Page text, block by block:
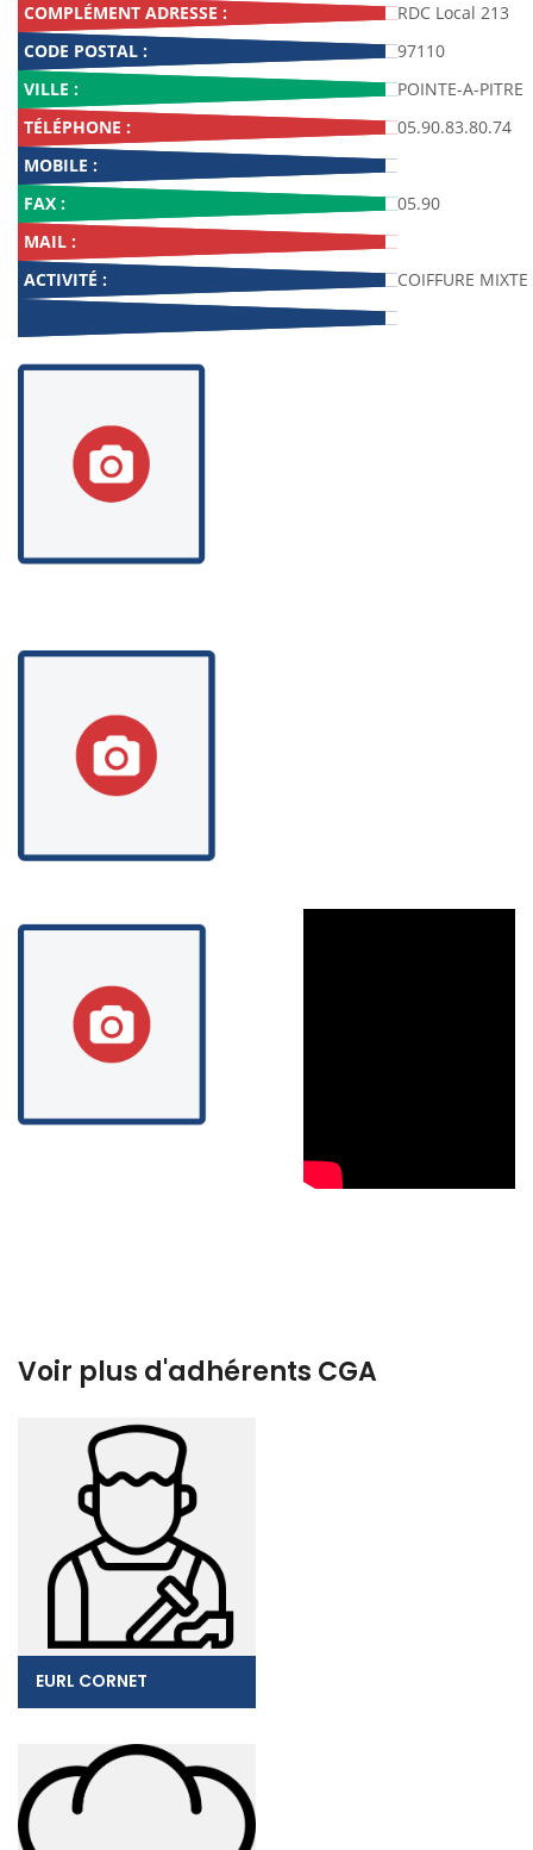
COMPLÉMENT ADRESSE :
RDC Local 213
CODE POSTAL :
97110
VILLE :
POINTE-A-PITRE
TÉLÉPHONE :
05.90.83.80.74
MOBILE :
FAX :
05.90
MAIL :
ACTIVITÉ :
COIFFURE MIXTE
Voir plus d'adhérents CGA
EURL CORNET